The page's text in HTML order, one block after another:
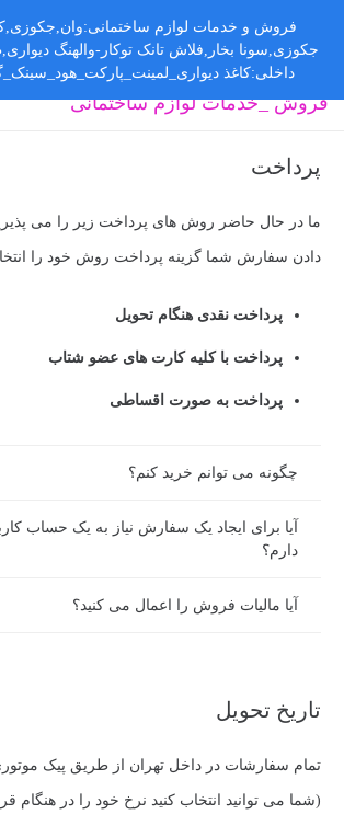
فروش _خدمات لوازم ساختمانی
پرداخت
ما در حال حاضر روش های پرداخت زیر را می
دادن سفارش شما گزینه پرداخت روش خود را
پرداخت نقدی هنگام تحویل
پرداخت با کلیه کارت های عضو شتاب
پرداخت به صورت اقساطی
چگونه می توانم خرید کنم؟
آیا برای ایجاد یک سفارش نیاز به یک حساب
دارم؟
آیا مالیات فروش را اعمال می کنید؟
تاریخ تحویل
تمام سفارشات در داخل تهران از طریق پیک
(شما می توانید انتخاب کنید نرخ خود را در هنگام
فروش و خدمات لوازم
جکوزی,سونا بخار,فلاش تانک توکار-والهنگ
داخلی:کاغذ